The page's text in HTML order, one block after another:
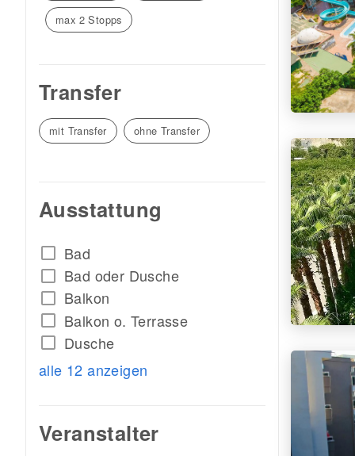
max 2 Stopps
Transfer
mit Transfer ohne Transfer
Ausstattung
check_box_outline_blank Bad
check_box_outline_blank Bad oder Dusche
check_box_outline_blank Balkon
check_box_outline_blank Balkon o. Terrasse
check_box_outline_blank Dusche
alle 12 anzeigen
Veranstalter